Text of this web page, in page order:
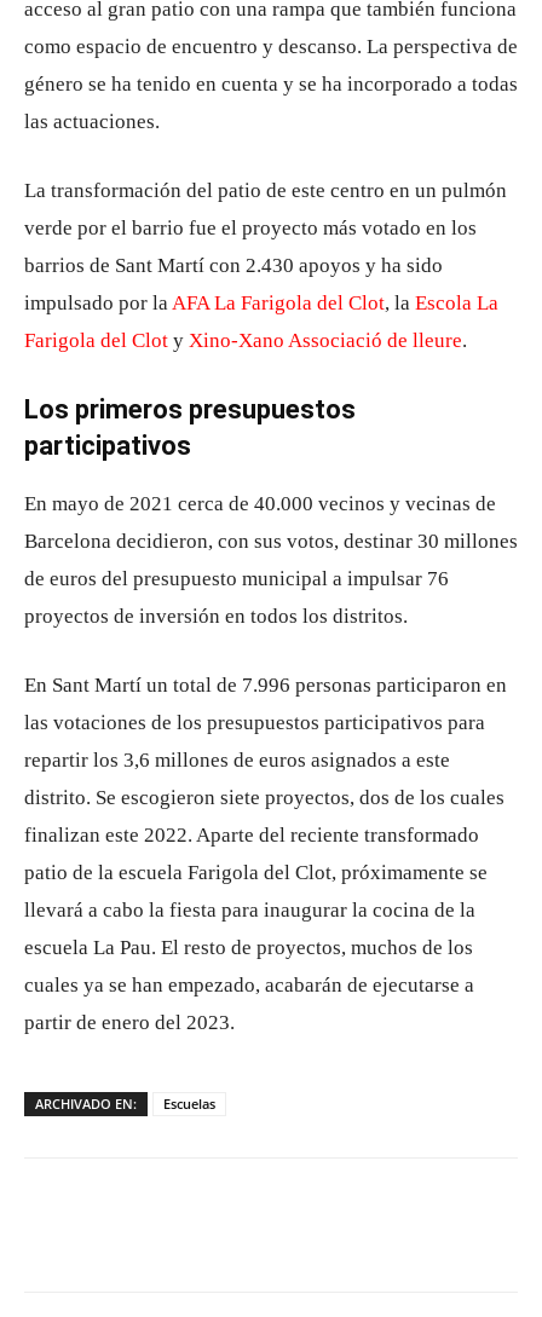
acceso al gran patio con una rampa que también funciona
como espacio de encuentro y descanso. La perspectiva de
género se ha tenido en cuenta y se ha incorporado a todas
las actuaciones.
La transformación del patio de este centro en un pulmón
verde por el barrio fue el proyecto más votado en los
barrios de Sant Martí con 2.430 apoyos y ha sido
impulsado por laAFA La Farigola del Clot, la Escola La
Farigola del Clot y Xino-Xano Associació de lleure.
Los primeros presupuestos
participativos
En mayo de 2021 cerca de 40.000 vecinos y vecinas de
Barcelona decidieron, con sus votos, destinar 30 millones
de euros del presupuesto municipal a impulsar 76
proyectos de inversión en todos los distritos.
En Sant Martí un total de 7.996 personas participaron en
las votaciones de los presupuestos participativos para
repartir los 3,6 millones de euros asignados a este
distrito. Se escogieron siete proyectos, dos de los cuales
finalizan este 2022. Aparte del reciente transformado
patio de la escuela Farigola del Clot, próximamente se
llevará a cabo la fiesta para inaugurar la cocina de la
escuela La Pau. El resto de proyectos, muchos de los
cuales ya se han empezado, acabarán de ejecutarse a
partir de enero del 2023.
ARCHIVADO EN: Escuelas